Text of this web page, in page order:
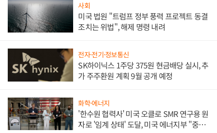
사회
미국 법원 "트럼프 정부 풍력 프로젝트 동결
조치는 위법", 해제 명령 내려
전자·전기·정보통신
SK하이닉스 1주당 375원 현금배당 실시, 추
가 주주환원 계획 9월 공개 예정
화학·에너지
'한수원 협력사' 미국 오클로 SMR 연구용 원
자로 '임계 상태' 도달, 미국 에너지부 "중요